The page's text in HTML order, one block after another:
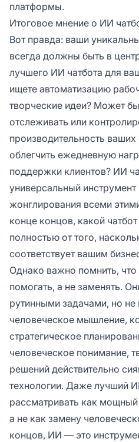
платформы.
Итоговое мнение о ИИ
Вот правда: ваши
всегда должны быть в
лучшего ИИ чатбота для
ищете автоматизацию
творческие идеи? Может
отслеживать или
производительность
облегчить ежедневную
поддержки клиентов? ИИ
универсальный
жонглирования всеми
конце концов, какой
полностью от того,
соответствует вашим
Однако важно помнить,
помогать, а не заменять.
рутинными задачами, но не
человеческое мышление,
стратегическое
человеческое понимание,
решений действительно
технологии. Даже лучший
рассматривать как
а не как замену
концов, ИИ — это